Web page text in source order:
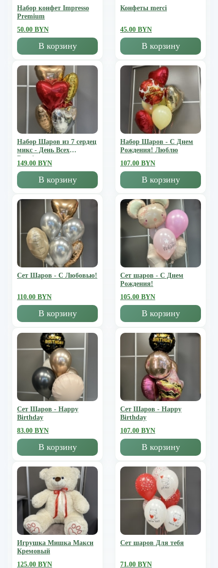
Набор конфет Impresso
Premium
50.00 BYN
В корзину
Конфеты merci
45.00 BYN
В корзину
Набор Шаров из 7 сердец
микс - День Всех
Влюбленных
149.00 BYN
В корзину
Набор Шаров - С Днем
Рождения! Люблю
107.00 BYN
В корзину
Сет Шаров - С Любовью!
110.00 BYN
В корзину
Сет шаров - С Днем
Рождения!
105.00 BYN
В корзину
Сет Шаров - Happy
Birthday
83.00 BYN
В корзину
Сет Шаров - Happy
Birthday
107.00 BYN
В корзину
Игрушка Мишка Mакси
Кремовый
125.00 BYN
Сет шаров Для тебя
71.00 BYN